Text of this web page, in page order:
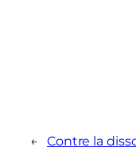
← Contre la